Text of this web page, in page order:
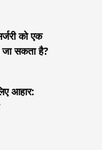
को एक
जा सकता है?
आहार: